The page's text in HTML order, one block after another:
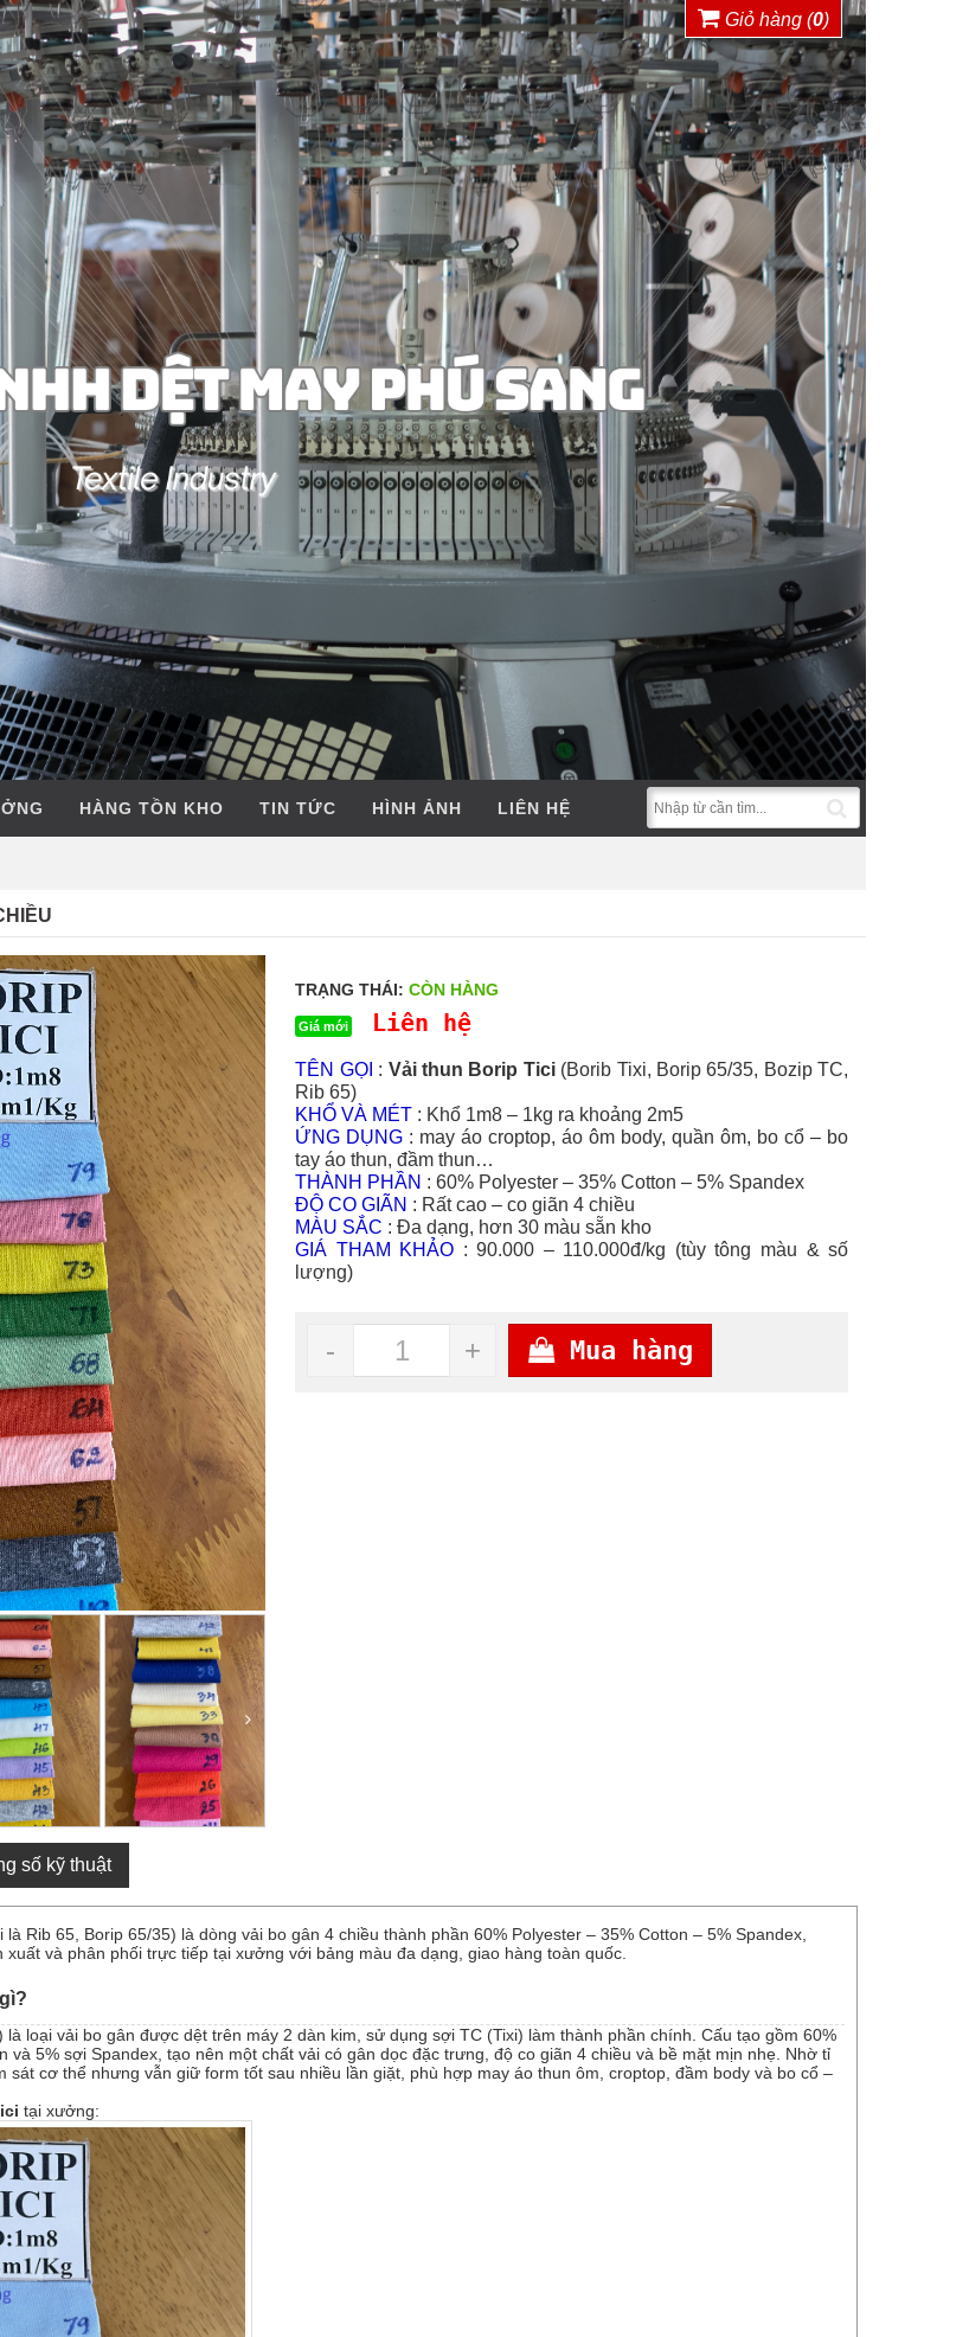
Giỏ hàng (0)
HÀNG TỒN KHO TIN TỨC HÌNH ẢNH LIÊN HỆ
TRẠNG THÁI: CÒN HÀNG
Giá mới Liên hệ
TÊN GỌI : Vải thun Borip Tici(Borib Tixi, Borip 65/35, Bozip TC,
Rib 65)
KHỔ VÀ MÉT : Khổ 1m8 – 1kg ra khoảng 2m5
ỨNG DỤNG : may áo croptop, áo ôm body, quần ôm, bo cổ – bo
tay áo thun, đầm thun…
THÀNH PHẦN : 60% Polyester – 35% Cotton – 5% Spandex
ĐỘ CO GIÃN : Rất cao – co giãn 4 chiều
MÀU SẮC : Đa dạng, hơn 30 màu sẵn kho
GIÁ THAM KHẢO : 90.000 – 110.000đ/kg (tùy tông màu & số
lượng)
- + Mua hàng
số kỹ thuật
là Rib 65, Borip 65/35) là dòng vải bo gân 4 chiều thành phần 60% Polyester – 35% Cotton – 5% Spandex,
xuất và phân phối trực tiếp tại xưởng với bảng màu đa dạng, giao hàng toàn quốc.
là loại vải bo gân được dệt trên máy 2 dàn kim, sử dụng sợi TC (Tixi) làm thành phần chính. Cấu tạo gồm 60%
và 5% sợi Spandex, tạo nên một chất vải có gân dọc đặc trưng, độ co giãn 4 chiều và bề mặt mịn nhẹ. Nhờ tỉ
sát cơ thể nhưng vẫn giữ form tốt sau nhiều lần giặt, phù hợp may áo thun ôm, croptop, đầm body và bo cổ –
tại xưởng: